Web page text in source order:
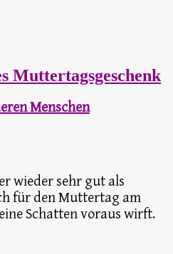
Muttertagsgeschenk
Menschen
wieder sehr gut als
für den Muttertag am
Schatten voraus wirft.